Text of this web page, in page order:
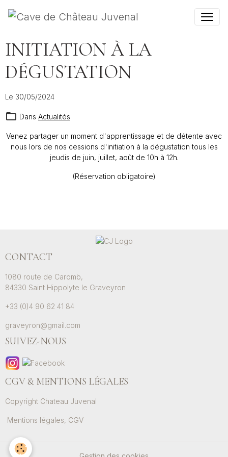
INITIATION À LA
DÉGUSTATION
Le 30/05/2024
Dans Actualités
Venez partager un moment d'apprentissage et de détente avec
nous lors de nos cessions d'initiation à la dégustation tous les
jeudis de juin, juillet, août de 10h à 12h.
(Réservation obligatoire)
CONTACT
1080 route de Caromb,
84330 Saint Hippolyte le Graveyron
+33 (0)4 90 62 41 84
graveyron@gmail.com
SUIVEZ-NOUS
CGV & MENTIONS LÉGALES
Copyright Chateau Juvenal
Mentions légales, CGV